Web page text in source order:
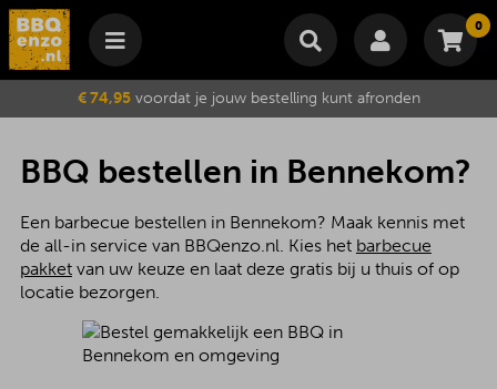
0
Winkelmand
Je winkelwagen is momenteel leeg.
Subtotaal €
Wijzig winkelmand Bestellen
€ 74,95voordat je jouw bestelling kunt afronden
BBQ bestellen in Bennekom?
Een barbecue bestellen in Bennekom? Maak kennis met
de all-in service van BBQenzo.nl. Kies het barbecue
pakketvan uw keuze en laat deze gratis bij u thuis of op
locatie bezorgen.